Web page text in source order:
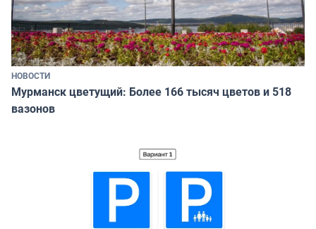
НОВОСТИ
Мурманск цветущий: Более 166 тысяч цветов и 518
вазонов